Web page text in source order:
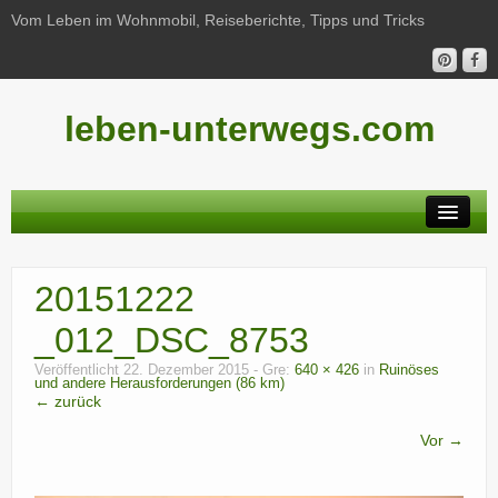
Vom Leben im Wohnmobil, Reiseberichte, Tipps und Tricks
leben-unterwegs.com
Reiseberichte
Unterwegs
Haushalt
20151222
_012_DSC_8753
Veröffentlicht 22. Dezember 2015 - Gre: 640 × 426 in Ruinöses
und andere Herausforderungen (86 km)
← zurück
Vor →